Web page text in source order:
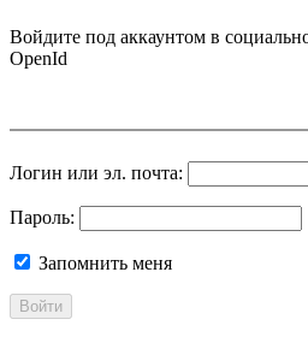
Войдите под аккаунтом в
OpenId
Логин или эл. почта:
Пароль:
Запомнить меня
Войти